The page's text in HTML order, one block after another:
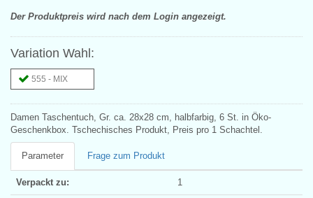
Der Produktpreis wird nach dem Login angezeigt.
Variation Wahl:
555 - MIX
Damen Taschentuch, Gr. ca. 28x28 cm, halbfarbig, 6 St. in Öko-
Geschenkbox. Tschechisches Produkt, Preis pro 1 Schachtel.
Parameter Frage zum Produkt
Verpackt zu: 1